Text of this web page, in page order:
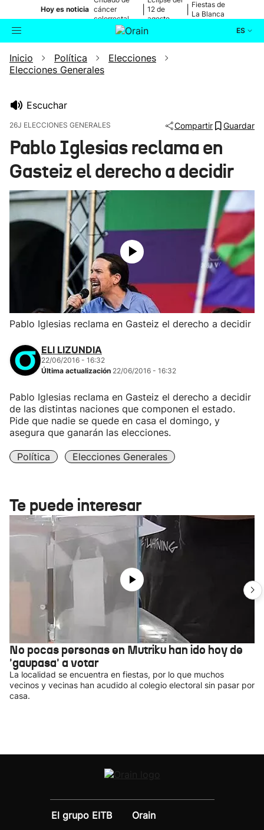
Hoy es noticia cáncer
colorrectal
12 de
agosto
Fiestas de
La Blanca
ES
Buscador Actualidad
Ikusmiran
Eguraldia
Inicio Política
Elecciones
Elecciones Generales
Escuchar
26J ELECCIONES GENERALES Compartir Guardar
Pablo Iglesias reclama en
Gasteiz el derecho a decidir
Pablo Iglesias reclama en Gasteiz el derecho a decidir
ELI LIZUNDIA
22/06/2016 - 16:32
Última actualización 22/06/2016 - 16:32
Pablo Iglesias reclama en Gasteiz el derecho a decidir
de las distintas naciones que componen el estado.
Pide que nadie se quede en casa el domingo, y
asegura que ganarán las elecciones.
Política Elecciones Generales
Te puede interesar
No pocas personas en Mutriku han ido hoy de
'gaupasa' a votar
La localidad se encuentra en fiestas, por lo que muchos
vecinos y vecinas han acudido al colegio electoral sin pasar por
casa.
El grupo EITB
Orain